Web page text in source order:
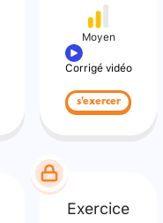
Moyen
Corrigé vidéo
s'exercer
Exercice